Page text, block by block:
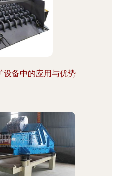
设备中的应用与优势